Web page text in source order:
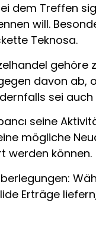
dem Treffen
will.
Teknosa.
davon ab,
sei auch
seine
mögliche
werden können.
Erträge